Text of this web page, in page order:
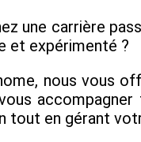
une carrière
et expérimenté ?
nous vous
tout en gérant